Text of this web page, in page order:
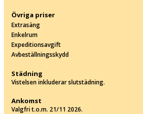
Övriga priser
Extrasäng
Enkelrum
Expeditionsavgift
Avbeställningsskydd
Städning
Vistelsen inkluderar slutstädning.
Ankomst
Valgfri t.o.m. 21/11 2026.